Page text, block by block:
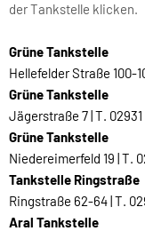
der Tankstelle klicken.
Grüne Tankstelle
Hellefelder Straße 100-
Grüne Tankstelle
Jägerstraße 7 | T.
Grüne Tankstelle
Niedereimerfeld 19 | T.
Tankstelle Ringstraße
Ringstraße 62-64 | T.
Aral Tankstelle